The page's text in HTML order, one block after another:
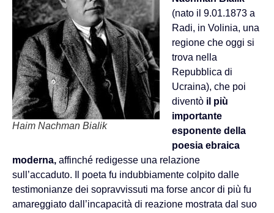
Haim Nachman Bialik
(nato il 9.01.1873 a
Radi, in Volinia, una
regione che oggi si
trova nella
Repubblica di
Ucraina), che poi
diventò il più
importante
esponente della
poesia ebraica
moderna, affinché redigesse una relazione
sull’accaduto. Il poeta fu indubbiamente colpito dalle
testimonianze dei sopravvissuti ma forse ancor di più fu
amareggiato dall’incapacità di reazione mostrata dal suo